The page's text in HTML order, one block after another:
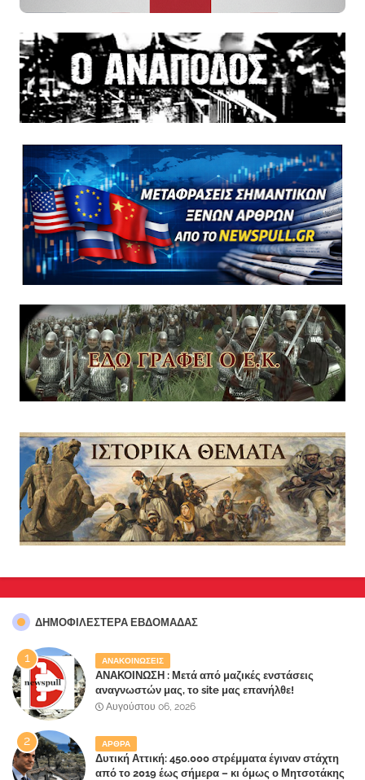
ΔΗΜΟΦΙΛΈΣΤΕΡΑ ΕΒΔΟΜΆΔΑΣ
ΑΝΑΚΟΙΝΩΣΕΙΣ
ΑΝΑΚΟΙΝΩΣΗ : Μετά από μαζικές ενστάσεις
αναγνωστών μας, το site μας επανήλθε!
Αυγούστου 06, 2026
ΑΡΘΡΑ
Δυτική Αττική: 450.000 στρέμματα έγιναν στάχτη
από το 2019 έως σήμερα – κι όμως ο Μητσοτάκης